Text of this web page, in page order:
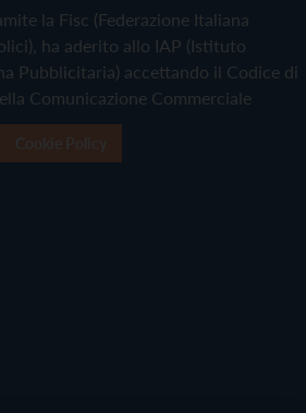
la Fisc (Federazione Italiana
ha aderito allo IAP (Istituto
Pubblicitaria) accettando il Codice di
Comunicazione Commerciale